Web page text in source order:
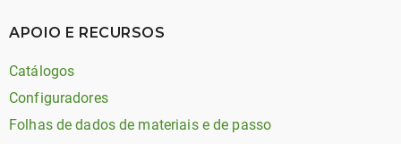
APOIO E RECURSOS
Catálogos
Configuradores
Folhas de dados de materiais e de passo